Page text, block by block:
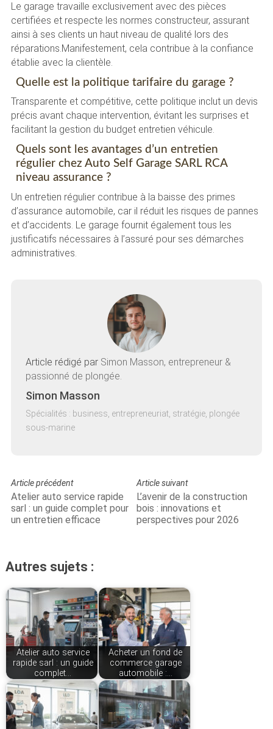
Le garage travaille exclusivement avec des pièces
certifiées et respecte les normes constructeur, assurant
ainsi à ses clients un haut niveau de qualité lors des
réparations.Manifestement, cela contribue à la confiance
établie avec la clientèle.
Quelle est la politique tarifaire du garage ?
Transparente et compétitive, cette politique inclut un devis
précis avant chaque intervention, évitant les surprises et
facilitant la gestion du budget entretien véhicule.
Quels sont les avantages d’un entretien
régulier chez Auto Self Garage SARL RCA
niveau assurance ?
Un entretien régulier contribue à la baisse des primes
d’assurance automobile, car il réduit les risques de pannes
et d’accidents. Le garage fournit également tous les
justificatifs nécessaires à l’assuré pour ses démarches
administratives.
Article rédigé par Simon Masson, entrepreneur &
passionné de plongée.
Simon Masson
Spécialités : business, entrepreneuriat, stratégie, plongée
sous-marine
Article précédent
Atelier auto service rapide
sarl : un guide complet pour
un entretien efficace
Article suivant
L’avenir de la construction
bois : innovations et
perspectives pour 2026
Autres sujets :
Atelier auto service
rapide sarl : un guide
complet…
Acheter un fond de
commerce garage
automobile :…